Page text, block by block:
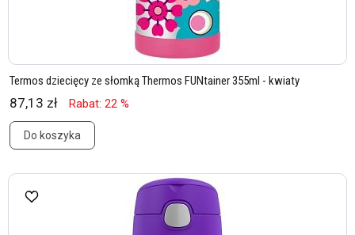
Termos dziecięcy ze słomką Thermos FUNtainer 355ml - kwiaty
87,13 zł Rabat: 22 %
Do koszyka